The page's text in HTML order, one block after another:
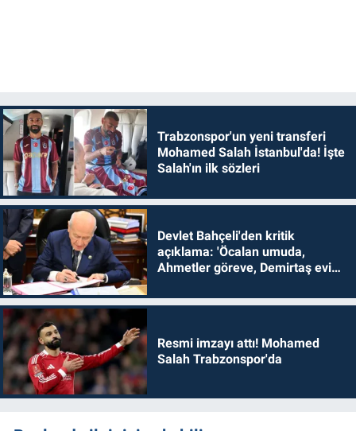
Trabzonspor'un yeni transferi
Mohamed Salah İstanbul'da! İşte
Salah'ın ilk sözleri
Devlet Bahçeli'den kritik
açıklama: 'Öcalan umuda,
Ahmetler göreve, Demirtaş evine
Resmi imzayı attı! Mohamed
Salah Trabzonspor'da